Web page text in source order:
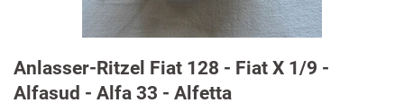
Anlasser-Ritzel Fiat 128 - Fiat X 1/9 -
Alfasud - Alfa 33 - Alfetta